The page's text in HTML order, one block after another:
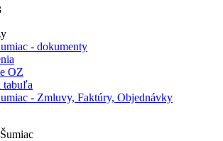
- dokumenty
OZ
tabuľa
- Zmluvy, Faktúry, Objednávky